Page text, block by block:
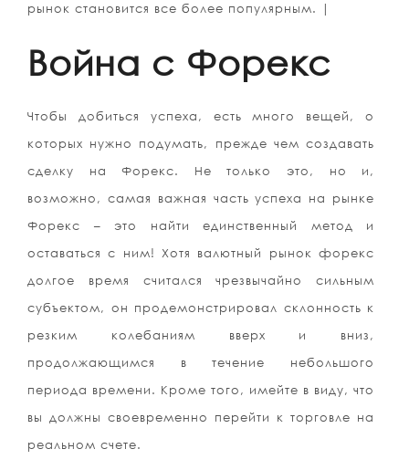
рынок становится все более популярным. |
Война с Форекс
Чтобы добиться успеха, есть много вещей, о
которых нужно подумать, прежде чем создавать
сделку на Форекс. Не только это, но и,
возможно, самая важная часть успеха на рынке
Форекс – это найти единственный метод и
оставаться с ним! Хотя валютный рынок форекс
долгое время считался чрезвычайно сильным
субъектом, он продемонстрировал склонность к
резким колебаниям вверх и вниз,
продолжающимся в течение небольшого
периода времени. Кроме того, имейте в виду, что
вы должны своевременно перейти к торговле на
реальном счете.